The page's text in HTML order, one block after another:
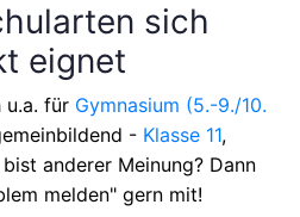
sich
eignet
u.a. für Gymnasium (5.-9./10.
- Klasse 11,
bist anderer Meinung? Dann
melden" gern mit!